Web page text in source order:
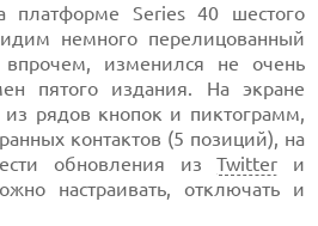
платформе Series 40 шестого
немного перелицованный
впрочем, изменился не очень
пятого издания. На экране
рядов кнопок и пиктограмм,
контактов (5 позиций), на
обновления изTwitter и
настраивать, отключать и